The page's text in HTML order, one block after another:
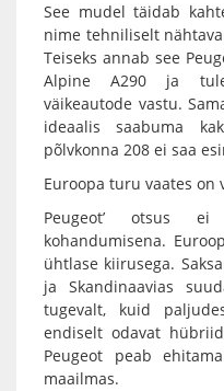
See mudel täidab
nime tehniliselt
Teiseks annab see
Alpine A290 ja
väikeautode vastu.
ideaalis saabuma
põlvkonna 208 ei saa
Euroopa turu vaates
Peugeot’ otsus
kohandumisena.
ühtlase kiirusega.
ja Skandinaavias
tugevalt, kuid
endiselt odavat
Peugeot peab
maailmas.